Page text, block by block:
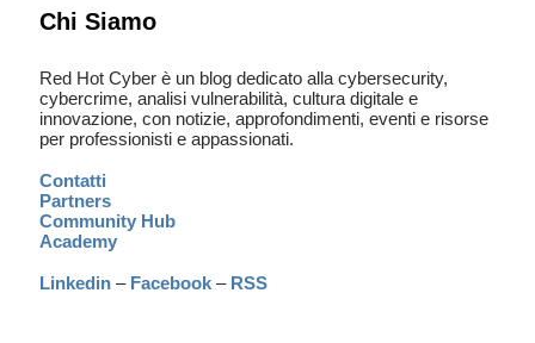
Chi Siamo
Red Hot Cyber è un blog dedicato alla cybersecurity,
cybercrime, analisi vulnerabilità, cultura digitale e
innovazione, con notizie, approfondimenti, eventi e risorse
per professionisti e appassionati.
Contatti
Partners
Community Hub
Academy
Linkedin – Facebook – RSS